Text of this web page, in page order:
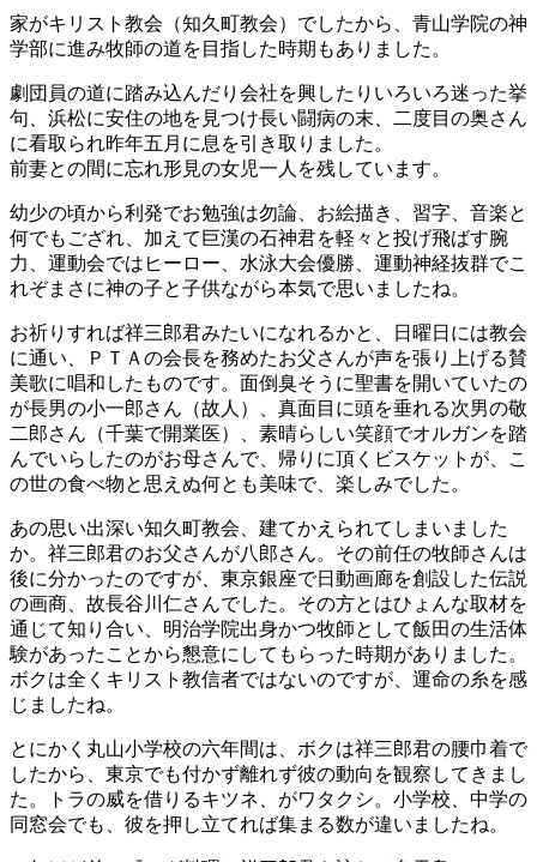
家がキリスト教会（知久町教会）でしたから、青山学院の神
学部に進み牧師の道を目指した時期もありました。
劇団員の道に踏み込んだり会社を興したりいろいろ迷った挙
句、浜松に安住の地を見つけ長い闘病の末、二度目の奥さん
に看取られ昨年五月に息を引き取りました。
前妻との間に忘れ形見の女児一人を残しています。
幼少の頃から利発でお勉強は勿論、お絵描き、習字、音楽と
何でもござれ、加えて巨漢の石神君を軽々と投げ飛ばす腕
力、運動会ではヒーロー、水泳大会優勝、運動神経抜群でこ
れぞまさに神の子と子供ながら本気で思いましたね。
お祈りすれば祥三郎君みたいになれるかと、日曜日には教会
に通い、ＰＴＡの会長を務めたお父さんが声を張り上げる賛
美歌に唱和したものです。面倒臭そうに聖書を開いていたの
が長男の小一郎さん（故人）、真面目に頭を垂れる次男の敬
二郎さん（千葉で開業医）、素晴らしい笑顔でオルガンを踏
んでいらしたのがお母さんで、帰りに頂くビスケットが、こ
の世の食べ物と思えぬ何とも美味で、楽しみでした。
あの思い出深い知久町教会、建てかえられてしまいました
か。祥三郎君のお父さんが八郎さん。その前任の牧師さんは
後に分かったのですが、東京銀座で日動画廊を創設した伝説
の画商、故長谷川仁さんでした。その方とはひょんな取材を
通じて知り合い、明治学院出身かつ牧師として飯田の生活体
験があったことから懇意にしてもらった時期がありました。
ボクは全くキリスト教信者ではないのですが、運命の糸を感
じましたね。
とにかく丸山小学校の六年間は、ボクは祥三郎君の腰巾着で
したから、東京でも付かず離れず彼の動向を観察してきまし
た。トラの威を借りるキツネ、がワタクシ。小学校、中学の
同窓会でも、彼を押し立てれば集まる数が違いましたね。